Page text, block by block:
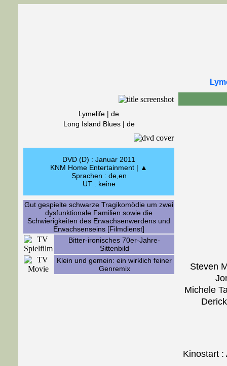
Lymelife | de
Long Island Blues | de
DVD (D) : Januar 2011
KNM Home Entertainment | ▲
Sprachen : de,en
UT : keine
Gut gespielte schwarze Tragikomödie um zwei
dysfunktionale Familien sowie die
Schwierigkeiten des Erwachsenwerdens und
Erwachsenseins [Filmdienst]
Bitter-ironisches 70er-Jahre-
Sittenbild
Klein und gemein: ein wirklich feiner
Genremix
Steven
Michele
Kinostart :